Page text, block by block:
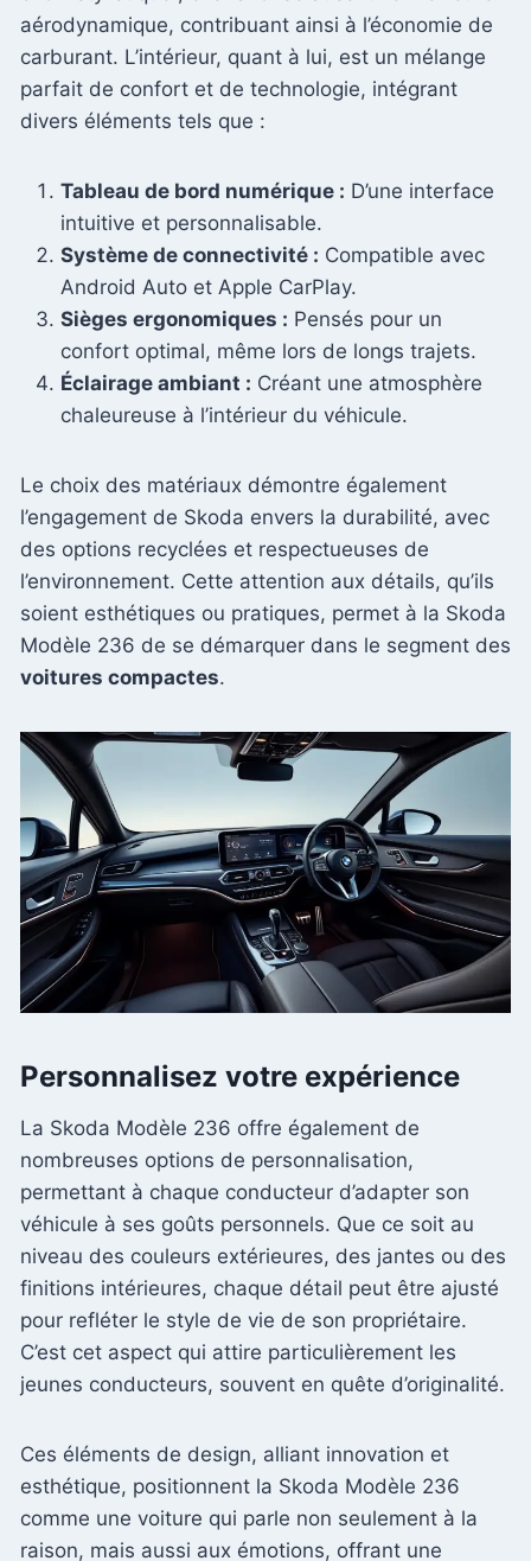
aérodynamique, contribuant ainsi à l’économie de
carburant. L’intérieur, quant à lui, est un mélange
parfait de confort et de technologie, intégrant
divers éléments tels que :
Tableau de bord numérique : D’une interface
intuitive et personnalisable.
Système de connectivité : Compatible avec
Android Auto et Apple CarPlay.
Sièges ergonomiques : Pensés pour un
confort optimal, même lors de longs trajets.
Éclairage ambiant : Créant une atmosphère
chaleureuse à l’intérieur du véhicule.
Le choix des matériaux démontre également
l’engagement de Skoda envers la durabilité, avec
des options recyclées et respectueuses de
l’environnement. Cette attention aux détails, qu’ils
soient esthétiques ou pratiques, permet à la Skoda
Modèle 236 de se démarquer dans le segment des
voitures compactes.
Personnalisez votre expérience
La Skoda Modèle 236 offre également de
nombreuses options de personnalisation,
permettant à chaque conducteur d’adapter son
véhicule à ses goûts personnels. Que ce soit au
niveau des couleurs extérieures, des jantes ou des
finitions intérieures, chaque détail peut être ajusté
pour refléter le style de vie de son propriétaire.
C’est cet aspect qui attire particulièrement les
jeunes conducteurs, souvent en quête d’originalité.
Ces éléments de design, alliant innovation et
esthétique, positionnent la Skoda Modèle 236
comme une voiture qui parle non seulement à la
raison, mais aussi aux émotions, offrant une